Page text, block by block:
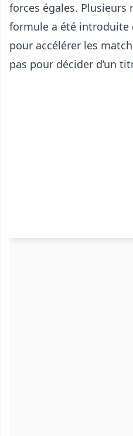
forces égales.
formule a été introduite
pour accélérer les
pas pour décider d’un